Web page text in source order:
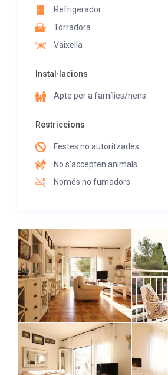
Refrigerador
Torradora
Vaixella
Instal·lacions
Apte per a famílies/nens
Restriccions
Festes no autoritzades
No s'accepten animals
Només no fumadors